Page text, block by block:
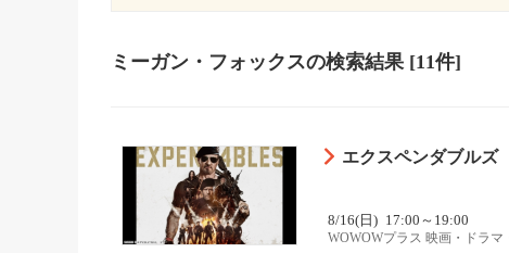
ミーガン・フォックスの検索結果[11件]
エクスペンダブルズ
8/16(日) 17:00～19:00
WOWOWプラス 映画・ドラマ